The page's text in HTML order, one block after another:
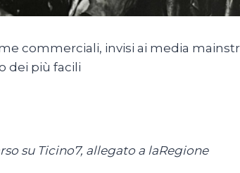
commerciali, invisi ai media
dei più facili
su Ticino7, allegato a laRegione